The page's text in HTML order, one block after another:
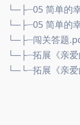
└─├┈05 简单的
└─├┈05 简单的
└─├┈闯关答题
└─├┈拓展《亲
└─└┈拓展《亲